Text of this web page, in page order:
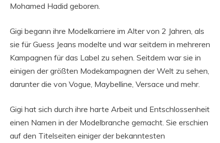
Mohamed Hadid geboren.
Gigi begann ihre Modelkarriere im Alter von 2 Jahren, als
sie für Guess Jeans modelte und war seitdem in mehreren
Kampagnen für das Label zu sehen. Seitdem war sie in
einigen der größten Modekampagnen der Welt zu sehen,
darunter die von Vogue, Maybelline, Versace und mehr.
Gigi hat sich durch ihre harte Arbeit und Entschlossenheit
einen Namen in der Modelbranche gemacht. Sie erschien
auf den Titelseiten einiger der bekanntesten